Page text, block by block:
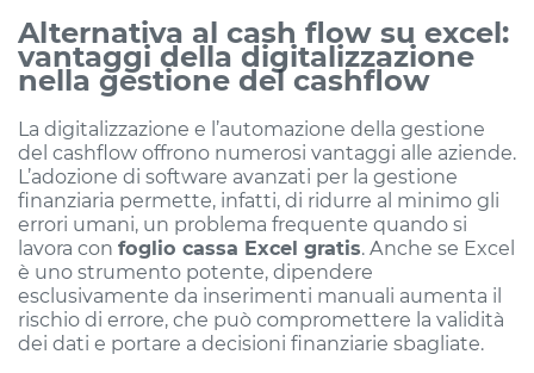
Alternativa al cash flow su excel:
vantaggi della digitalizzazione
nella gestione del cashflow
La digitalizzazione e l’automazione della gestione
del cashflow offrono numerosi vantaggi alle aziende.
L’adozione di software avanzati per la gestione
finanziaria permette, infatti, di ridurre al minimo gli
errori umani, un problema frequente quando si
lavora con foglio cassa Excel gratis. Anche se Excel
è uno strumento potente, dipendere
esclusivamente da inserimenti manuali aumenta il
rischio di errore, che può compromettere la validità
dei dati e portare a decisioni finanziarie sbagliate.